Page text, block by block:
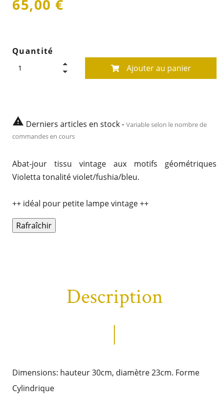
65,00 €
Quantité
Ajouter au panier
 Derniers articles en stock - Variable selon le nombre de
commandes en cours
Abat-jour tissu vintage aux motifs géométriques
Violetta tonalité violet/fushia/bleu.
++ idéal pour petite lampe vintage ++
Description
Dimensions: hauteur 30cm, diamètre 23cm. Forme
Cylindrique